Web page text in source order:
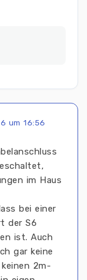
um 16:56
im Haus
bei einer
der S6
ist. Auch
gar keine
2m-